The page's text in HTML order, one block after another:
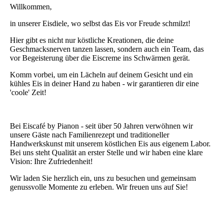
Willkommen,
in unserer Eisdiele, wo selbst das Eis vor Freude schmilzt!
Hier gibt es nicht nur köstliche Kreationen, die deine
Geschmacksnerven tanzen lassen, sondern auch ein Team, das
vor Begeisterung über die Eiscreme ins Schwärmen gerät.
Komm vorbei, um ein Lächeln auf deinem Gesicht und ein
kühles Eis in deiner Hand zu haben - wir garantieren dir eine
'coole' Zeit!
Bei Eiscafé by Pianon - seit über 50 Jahren verwöhnen wir
unsere Gäste nach Familienrezept und traditioneller
Handwerkskunst mit unserem köstlichen Eis aus eigenem Labor.
Bei uns steht Qualität an erster Stelle und wir haben eine klare
Vision: Ihre Zufriedenheit!
Wir laden Sie herzlich ein, uns zu besuchen und gemeinsam
genussvolle Momente zu erleben. Wir freuen uns auf Sie!